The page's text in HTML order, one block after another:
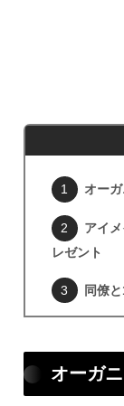
オー
アイ
レゼント
同僚
オーガ